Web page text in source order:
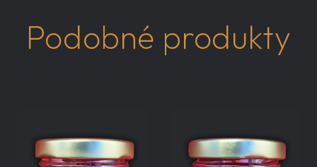
Podobné produkty